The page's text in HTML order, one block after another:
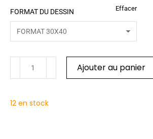
FORMAT DU DESSIN Effacer
Ajouter au panier
12 en stock